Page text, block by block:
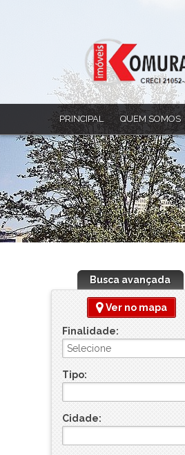
PRINCIPAL QUEM SOMOS
Busca avançada
Ver no mapa
Finalidade:
Tipo:
Cidade: